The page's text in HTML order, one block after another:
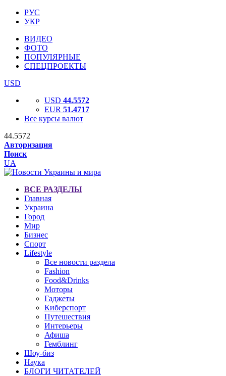
РУС
УКР
ВИДЕО
ФОТО
ПОПУЛЯРНЫЕ
СПЕЦПРОЕКТЫ
USD
USD 44.5572
EUR 51.4717
Все курсы валют
44.5572
Авторизация
Поиск
UA
ВСЕ РАЗДЕЛЫ
Главная
Украина
Город
Мир
Бизнес
Спорт
Lifestyle
Все новости раздела
Fashion
Food&Drinks
Моторы
Гаджеты
Киберспорт
Путешествия
Интерьеры
Афиша
Гемблинг
Шоу-биз
Наука
БЛОГИ ЧИТАТЕЛЕЙ